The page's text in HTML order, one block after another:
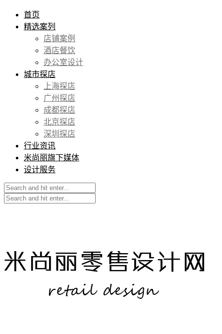
首页
精选案列
店铺案例
酒店餐饮
办公室设计
城市探店
上海探店
广州探店
成都探店
北京探店
深圳探店
行业资讯
米尚丽旗下媒体
设计服务